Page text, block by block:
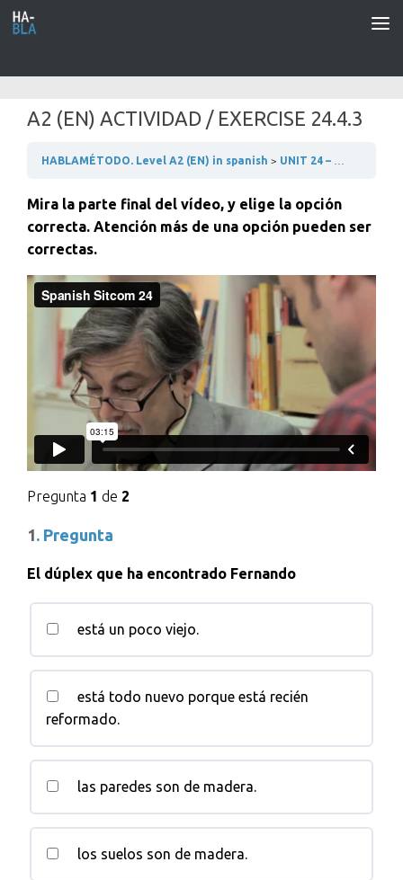
Saltar al contenido
A2 (EN) ACTIVIDAD / EXERCISE 24.4.3
HABLAMÉTODO. Level A2 (EN) in spanish UNIT 24 – BUSCANDO PISO
Mira la parte final del vídeo, y elige la opción
correcta. Atención más de una opción pueden ser
correctas.
Pregunta 1 de 2
1. Pregunta
El dúplex que ha encontrado Fernando
está un poco viejo.
está todo nuevo porque está recién
reformado.
las paredes son de madera.
los suelos son de madera.